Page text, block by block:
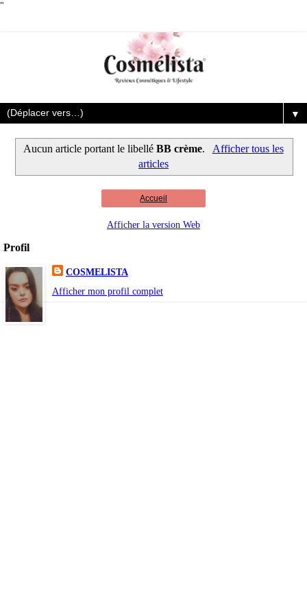
"
▼
Aucun article portant le libelléBB crème.
Afficher tous les
articles
Accueil
Afficher la version Web
Profil
COSMELISTA
Afficher mon profil complet